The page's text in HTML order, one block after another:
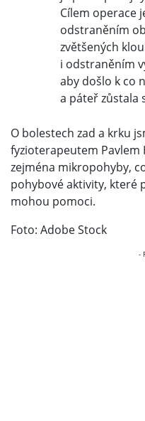
Cílem operace
odstraněním
zvětšených
i odstraněním
aby došlo k co
a páteř zůstala
O bolestech zad a krku
fyzioterapeutem Pavlem
zejména mikropohyby,
pohybové aktivity, které
mohou pomoci.
Foto: Adobe Stock